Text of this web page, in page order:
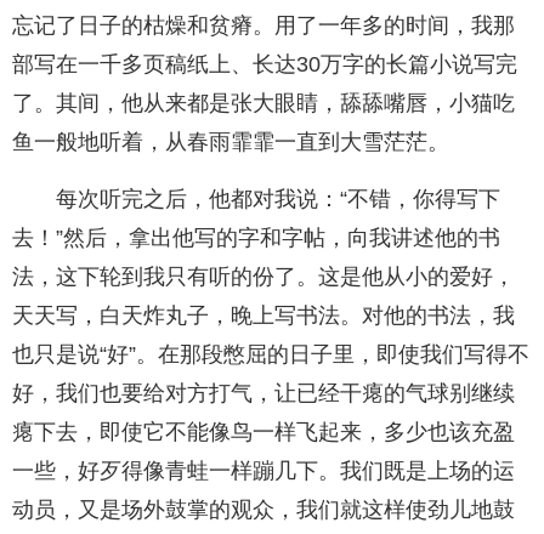
忘记了日子的枯燥和贫瘠。用了一年多的时间，我那
部写在一千多页稿纸上、长达30万字的长篇小说写完
了。其间，他从来都是张大眼睛，舔舔嘴唇，小猫吃
鱼一般地听着，从春雨霏霏一直到大雪茫茫。
每次听完之后，他都对我说：“不错，你得写下
去！”然后，拿出他写的字和字帖，向我讲述他的书
法，这下轮到我只有听的份了。这是他从小的爱好，
天天写，白天炸丸子，晚上写书法。对他的书法，我
也只是说“好”。在那段憋屈的日子里，即使我们写得不
好，我们也要给对方打气，让已经干瘪的气球别继续
瘪下去，即使它不能像鸟一样飞起来，多少也该充盈
一些，好歹得像青蛙一样蹦几下。我们既是上场的运
动员，又是场外鼓掌的观众，我们就这样使劲儿地鼓